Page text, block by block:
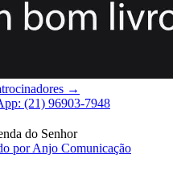
→
(21) 96903-7948
do Senhor
por Anjo Comunicação